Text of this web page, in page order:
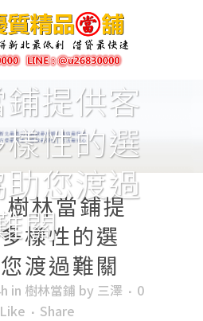
提供客
性的選
您渡過
關
樹林當鋪提
樣性的選
渡過難關
in 樹林當鋪 by 三澤
0
Like
Share